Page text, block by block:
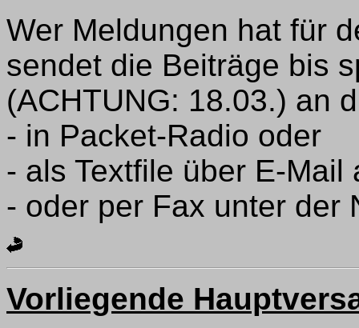
Wer Meldungen hat für
sendet die Beiträge bis
(ACHTUNG: 18.03.) an
- in Packet-Radio oder
- als Textfile über E-
- oder per Fax unter der
Vorliegende